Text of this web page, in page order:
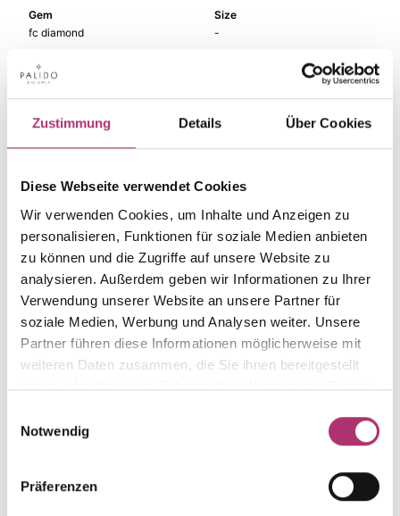
Zustimmung Details Über Cookies
Diese Webseite verwendet Cookies
Wir verwenden Cookies, um Inhalte und Anzeigen zu
personalisieren, Funktionen für soziale Medien anbieten
zu können und die Zugriffe auf unsere Website zu
analysieren. Außerdem geben wir Informationen zu Ihrer
Verwendung unserer Website an unsere Partner für
soziale Medien, Werbung und Analysen weiter. Unsere
Partner führen diese Informationen möglicherweise mit
weiteren Daten zusammen, die Sie ihnen bereitgestellt
haben oder die sie im Rahmen Ihrer Nutzung der Dienste
Notwendig
Präferenzen
Gem
fc diamond
Size
-
The matching pieces
from this collection.
Stud Earrings · S3159
Enjoy · Stud Earrings · 18K White Gold · Brilliant
0.14ct H/SI
UVP: € 999,00
Joy · Ear Jewelry · 18K Rose Gold · Brilliant 0.15ct